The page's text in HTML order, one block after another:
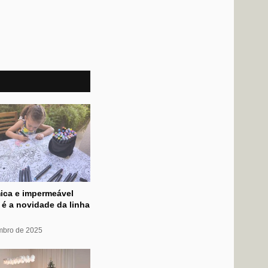
e impermeável
a novidade da linha
de 2025